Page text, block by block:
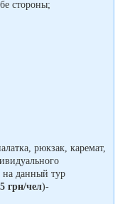
стороны;
рюкзак, каремат,
на данный тур
грн/чел)-